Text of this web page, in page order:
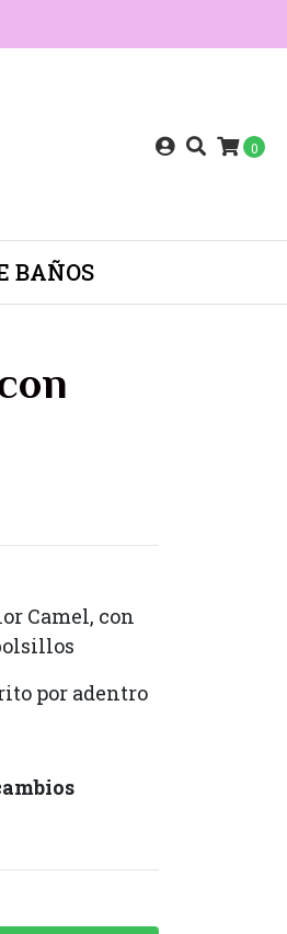
0
BAÑOS
Camel, con
por adentro